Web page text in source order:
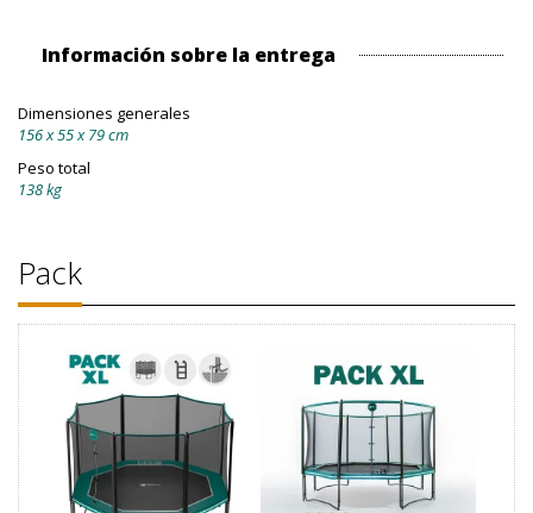
Información sobre la entrega
Dimensiones generales
156 x 55 x 79 cm
Peso total
138 kg
Pack